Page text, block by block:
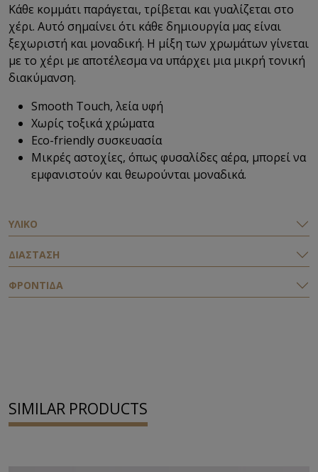
Κάθε κομμάτι παράγεται, τρίβεται και γυαλίζεται στο
χέρι. Αυτό σημαίνει ότι κάθε δημιουργία μας είναι
ξεχωριστή και μοναδική. Η μίξη των χρωμάτων γίνεται
με το χέρι με αποτέλεσμα να υπάρχει μια μικρή τονική
διακύμανση.
Smooth Touch, λεία υφή
Χωρίς τοξικά χρώματα
Eco-friendlyσυσκευασία
Μικρές αστοχίες, όπως φυσαλίδες αέρα, μπορεί να
εμφανιστούν και θεωρούνται μοναδικά.
ΥΛΙΚΟ
ΔΙΑΣΤΑΣΗ
ΦΡΟΝΤΙΔΑ
SIMILAR PRODUCTS